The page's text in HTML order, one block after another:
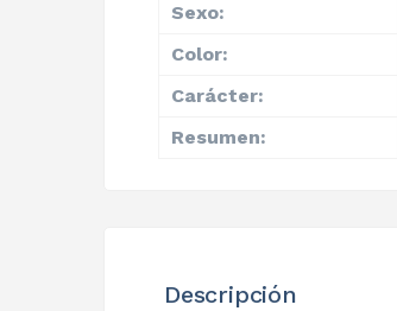
Sexo:
Color:
Carácter:
Resumen:
Descripción